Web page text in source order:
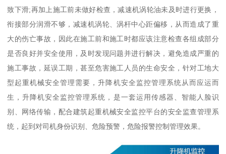
致下滑;再加上施工前未做好检查，减速机涡轮油未及时进行更换，
衔接部分润滑不够，减速机涡轮、涡杆中心距偏移，从而造成了重
大的伤亡事故，因此在施工前和施工时都应该注意检查各组成部分
是否良好并安全使用，及时发现问题并进行解决，避免造成严重的
施工事故，延误工期，甚至危害施工人员的生命安全，针对工地大
型起重机械安全管理需要，升降机安全监控管理系统从而应运而
生，升降机安全监控管理系统，是一套运用传感器、智能人脸识
别、网络传输，配合建筑起重机械安全监控平台的安全监查管理系
统，起到对司机身份识别、危险预警，危险报警控制管理效果。